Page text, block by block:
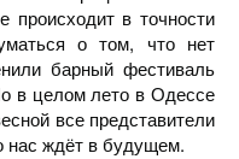
в точности
о том, что нет
барный фестиваль
в целом лето в Одессе
все представители
нас ждёт в будущем.